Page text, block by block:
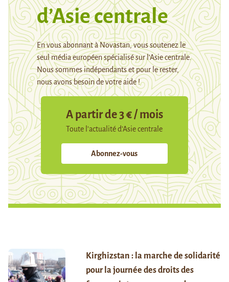
d’Asie centrale
En vous abonnant à Novastan, vous soutenez le
seul média européen spécialisé sur l’Asie centrale.
Nous sommes indépendants et pour le rester,
nous avons besoin de votre aide !
A partir de 3 € / mois
Toute l’actualité d’Asie centrale
Abonnez-vous
Kirghizstan : la marche de solidarité
pour la journée des droits des